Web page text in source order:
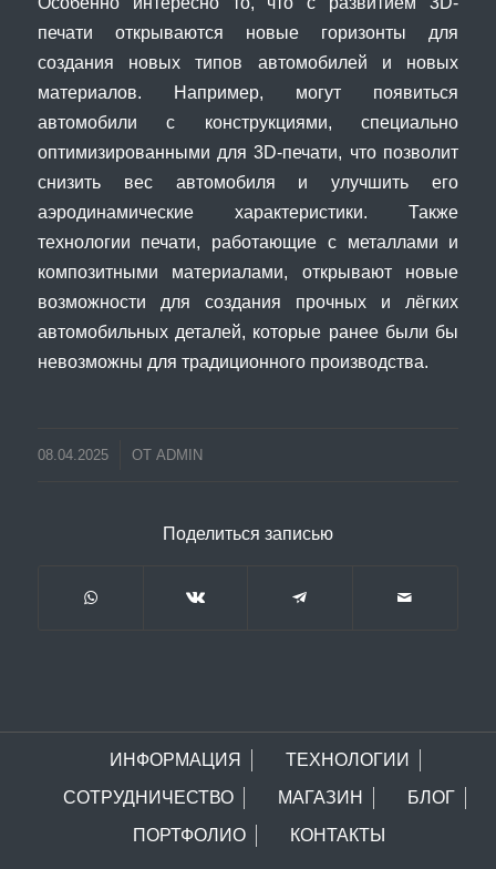
печати открываются новые горизонты для
создания новых типов автомобилей и новых
материалов. Например, могут появиться
автомобили с конструкциями, специально
оптимизированными для 3D-печати, что позволит
снизить вес автомобиля и улучшить его
аэродинамические характеристики. Также
технологии печати, работающие с металлами и
композитными материалами, открывают новые
возможности для создания прочных и лёгких
автомобильных деталей, которые ранее были бы
невозможны для традиционного производства.
08.04.2025 ОТ ADMIN
Поделиться записью
ИНФОРМАЦИЯ
ТЕХНОЛОГИИ
СОТРУДНИЧЕСТВО
МАГАЗИН
БЛОГ
ПОРТФОЛИО
КОНТАКТЫ